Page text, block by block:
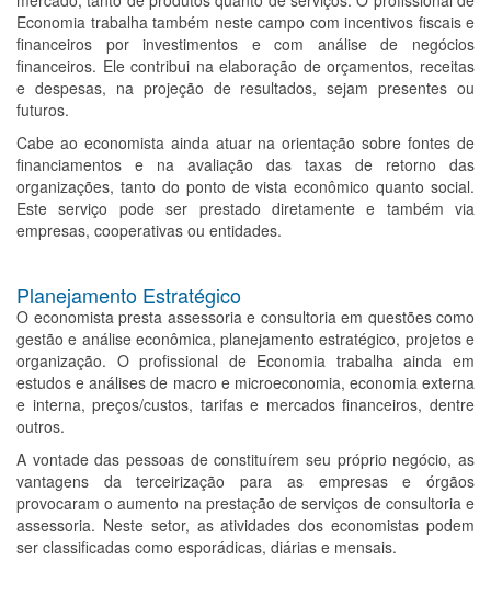
Economia trabalha também neste campo com incentivos fiscais e
financeiros por investimentos e com análise de negócios
financeiros. Ele contribui na elaboração de orçamentos, receitas
e despesas, na projeção de resultados, sejam presentes ou
futuros.
Cabe ao economista ainda atuar na orientação sobre fontes de
financiamentos e na avaliação das taxas de retorno das
organizações, tanto do ponto de vista econômico quanto social.
Este serviço pode ser prestado diretamente e também via
empresas, cooperativas ou entidades.
Planejamento Estratégico
O economista presta assessoria e consultoria em questões como
gestão e análise econômica, planejamento estratégico, projetos e
organização. O profissional de Economia trabalha ainda em
estudos e análises de macro e microeconomia, economia externa
e interna, preços/custos, tarifas e mercados financeiros, dentre
outros.
A vontade das pessoas de constituírem seu próprio negócio, as
vantagens da terceirização para as empresas e órgãos
provocaram o aumento na prestação de serviços de consultoria e
assessoria. Neste setor, as atividades dos economistas podem
ser classificadas como esporádicas, diárias e mensais.